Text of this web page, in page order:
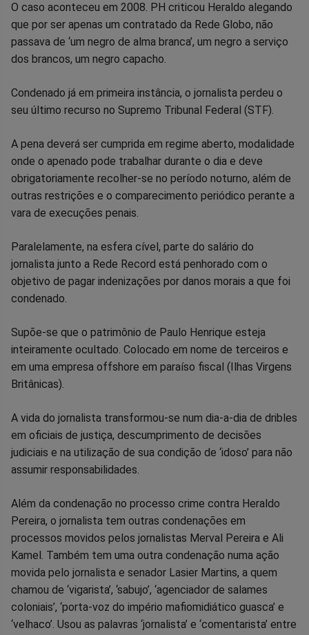
O caso aconteceu em 2008. PH criticou Heraldo alegando
que por ser apenas um contratado da Rede Globo, não
passava de ‘um negro de alma branca’, um negro a serviço
dos brancos, um negro capacho.
Condenado já em primeira instância, o jornalista perdeu o
seu último recurso no Supremo Tribunal Federal (STF).
A pena deverá ser cumprida em regime aberto, modalidade
onde o apenado pode trabalhar durante o dia e deve
obrigatoriamente recolher-se no período noturno, além de
outras restrições e o comparecimento periódico perante a
vara de execuções penais.
Paralelamente, na esfera cível, parte do salário do
jornalista junto a Rede Record está penhorado com o
objetivo de pagar indenizações por danos morais a que foi
condenado.
Supõe-se que o patrimônio de Paulo Henrique esteja
inteiramente ocultado. Colocado em nome de terceiros e
em uma empresa offshore em paraíso fiscal (Ilhas Virgens
Britânicas).
A vida do jornalista transformou-se num dia-a-dia de dribles
em oficiais de justiça, descumprimento de decisões
judiciais e na utilização de sua condição de ‘idoso’ para não
assumir responsabilidades.
Além da condenação no processo crime contra Heraldo
Pereira, o jornalista tem outras condenações em
processos movidos pelos jornalistas Merval Pereira e Ali
Kamel. Também tem uma outra condenação numa ação
movida pelo jornalista e senador Lasier Martins, a quem
chamou de ‘vigarista’, ‘sabujo’, ‘agenciador de salames
coloniais’, ‘porta-voz do império mafiomidiático guasca’ e
‘velhaco’. Usou as palavras ‘jornalista’ e ‘comentarista’ entre